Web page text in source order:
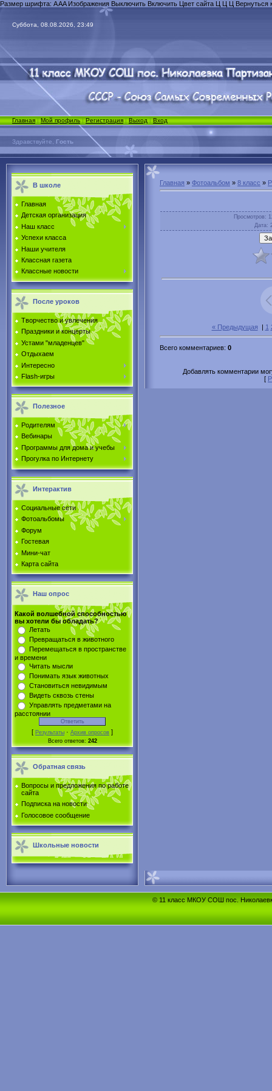
Размер шрифта: AAAИзображения Выключить Включить Цвет сайта Ц Ц Ц Вернуться
Суббота, 08.08.2026, 23:49
Главная|Мой профиль|Регистрация |Выход|Вход
Здравствуйте, Гость
В школе
Главная
Детская организация
Наш класс
Успехи класса
Наши учителя
Классная газета
Классные новости
После уроков
Творчество и увлечения
Праздники и концерты
Устами "младенцев"
Отдыхаем
Интересно
Flash-игры
Полезное
Родителям
Вебинары
Программы для дома и учебы
Прогулка по Интернету
Интерактив
Социальные сети
Фотоальбомы
Форум
Гостевая
Мини-чат
Карта сайта
Наш опрос
Какой волшебной способностью
вы хотели бы обладать?
Летать
Превращаться в животного
Перемещаться в пространстве
и времени
Читать мысли
Понимать язык животных
Становиться невидимым
Видеть сквозь стены
Управлять предметами на
расстоянии
[ Результаты · Архив опросов ]
Всего ответов: 242
Обратная связь
Вопросы и предложения по работе
сайта
Подписка на новости
Голосовое сообщение
Школьные новости
Главная » Фотоальбом » 8 класс »
Просмотров:
Дата :
« Предыдущая | 1
Всего комментариев: 0
Добавлять комментарии
[
© 11 класс МКОУ СОШ пос.